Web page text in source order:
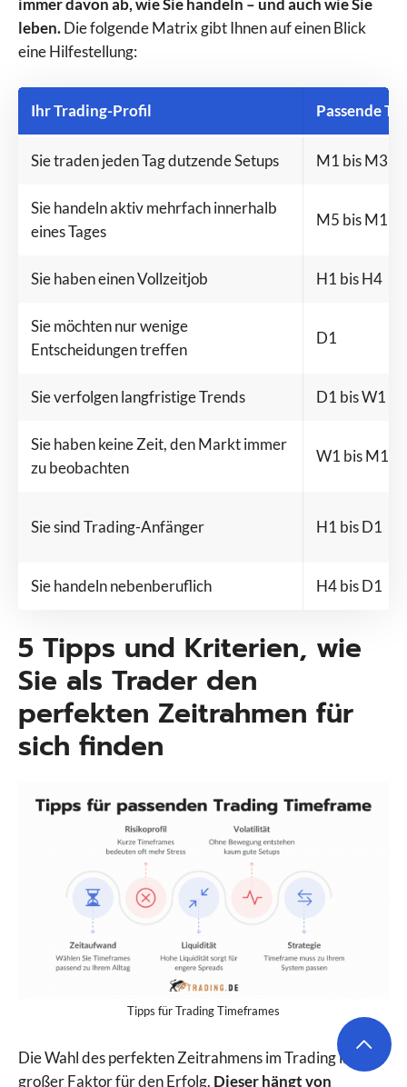
immer davon ab, wie Sie handeln – und auch wie Sie
leben.Die folgende Matrix gibt Ihnen auf einen Blick
eine Hilfestellung:
Ihr Trading-Profil Passende
Sie traden jeden Tag dutzende Setups M1 bis M3
Sie handeln aktiv mehrfach innerhalb
eines Tages
M5 bis M15
Sie haben einen Vollzeitjob H1 bis H4
Sie möchten nur wenige
Entscheidungen treffen
D1
Sie verfolgen langfristige Trends D1 bis W1
Sie haben keine Zeit, den Markt immer
zu beobachten
W1 bis M1
Sie sind Trading-Anfänger H1 bis D1
Sie handeln nebenberuflich H4 bis D1
5 Tipps und Kriterien, wie
Sie als Trader den
perfekten Zeitrahmen für
sich finden
Tipps für Trading Timeframes
Die Wahl des perfekten Zeitrahmens im Trading ist ein
großer Faktor für den Erfolg. Dieser hängt von